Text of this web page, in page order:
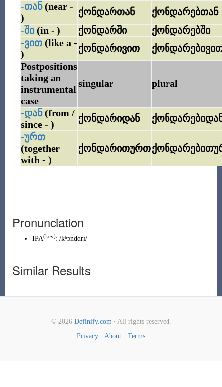
-თან(near -
)
ქონდართან
ქონდარებთან
-ში(in - ) ქონდარში
ქონდარებში
-ვით(like a -
)
ქონდარივით
Postpositions
taking an
instrumental
case
singular plural
-დან(from /
since - )
ქონდარიდან
-ურთ
(together
with - )
ქონდარითურთ
Pronunciation
IPA(key): /kʰɔndɑrɪ/
Similar Results
© 2026 Definify.com· All rights reserved.
Privacy · About · Terms